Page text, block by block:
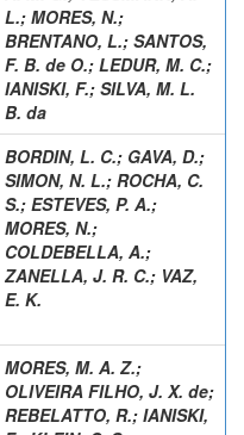
L.; MORES, N.;
BRENTANO, L.; SANTOS,
F. B. de O.; LEDUR, M. C.;
IANISKI, F.; SILVA, M. L.
B. da
BORDIN, L. C.; GAVA, D.;
SIMON, N. L.; ROCHA, C.
S.; ESTEVES, P. A.;
MORES, N.;
COLDEBELLA, A.;
ZANELLA, J. R. C.; VAZ,
E. K.
MORES, M. A. Z.;
OLIVEIRA FILHO, J. X. de;
REBELATTO, R.; IANISKI,